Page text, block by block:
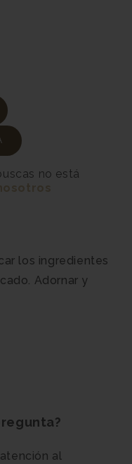
no está
los ingredientes
Adornar y
al